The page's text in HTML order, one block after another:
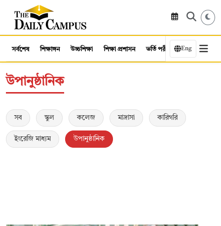
সর্বশেষ শিক্ষাঙ্গন উচ্চশিক্ষা শিক্ষা প্রশাসন ভর্তি পরীক্ষা কর্মসংস্থান
Eng
উপানুষ্ঠানিক
সব স্কুল কলেজ মাদ্রাসা কারিগরি
ইংরেজি মাধ্যম উপানুষ্ঠানিক